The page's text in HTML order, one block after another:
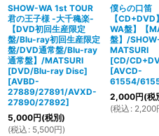
SHOW-WA 1st TOUR
君の王子様 -大千穐楽-
【DVD初回生産限定
盤/Blu-ray初回生産限定
盤/DVD通常盤/Blu-ray
通常盤】/MATSURI
[DVD/Blu-ray Disc]
[AVBD-
27889/27891/AVXD-
27890/27892]
5,000円(税別)
(税込 : 5,500円)
僕らの口笛
【
WA盤】【
盤】/
MATSURI
[CD/
[AVCD-
61554/
2,000円(税
(税込 : 2,200